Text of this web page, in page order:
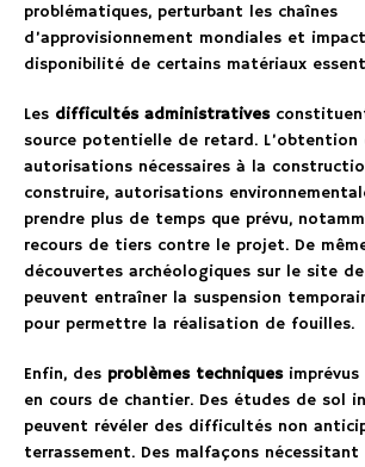
problématiques, perturbant les chaînes
d’approvisionnement mondiales et
disponibilité de certains matériaux
Les difficultés administratives
source potentielle de retard.
autorisations nécessaires à la
construire, autorisations
prendre plus de temps que prévu,
recours de tiers contre le projet. De
découvertes archéologiques sur le site
peuvent entraîner la suspension
pour permettre la réalisation de fouilles.
Enfin, des problèmes techniquesimprévus
en cours de chantier. Des études de sol
peuvent révéler des difficultés non
terrassement. Des malfaçons nécessitant